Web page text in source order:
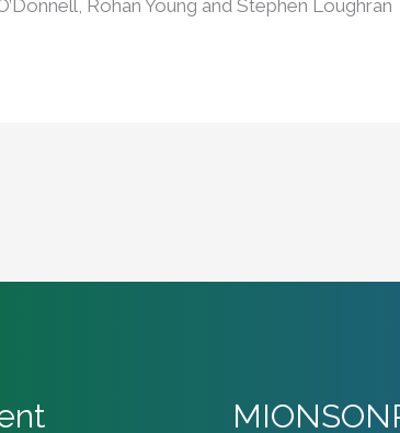
Rohan Young and Stephen Loughran